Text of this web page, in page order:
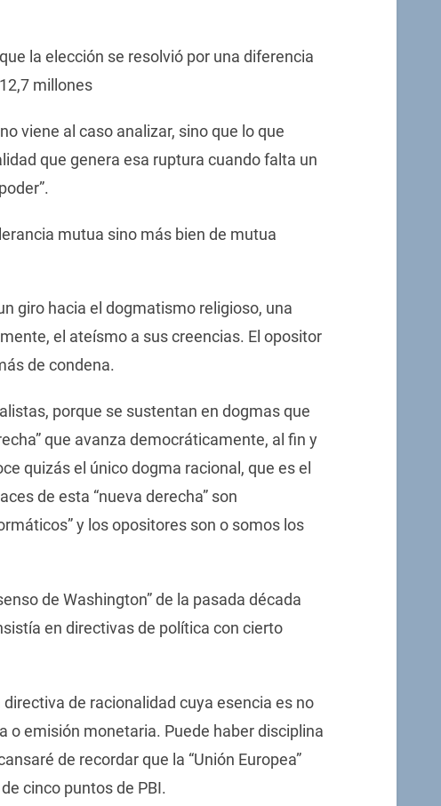
la elección se resolvió por una diferencia
millones
viene al caso analizar, sino que lo que
que genera esa ruptura cuando falta un
mutua sino más bien de mutua
giro hacia el dogmatismo religioso, una
el ateísmo a sus creencias. El opositor
de condena.
porque se sustentan en dogmas que
que avanza democráticamente, al fin y
quizás el único dogma racional, que es el
de esta “nueva derecha” son
y los opositores son o somos los
de Washington” de la pasada década
en directivas de política con cierto
de racionalidad cuya esencia es no
o emisión monetaria. Puede haber disciplina
de recordar que la “Unión Europea”
cinco puntos de PBI.